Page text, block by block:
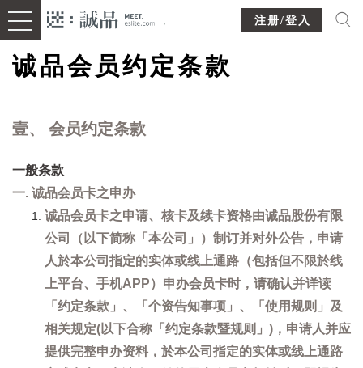
注册/登入
诚品会员约定条款
壹、 会员约定条款
一般条款
一. 诚品会员卡之申办
诚品会员卡之申请、核卡及续卡资格由诚品股份有限
公司（以下简称「本公司」）制订并对外公告，申请
人於本公司指定的实体或线上通路（包括但不限於线
上平台、手机APP）申办会员卡时，请确认并详读
「约定条款」、「个资告知事项」、「使用规则」及
相关规定(以下合称「约定条款暨规则」)，申请人并应
提供完整申办资料，於本公司指定的实体或线上通路